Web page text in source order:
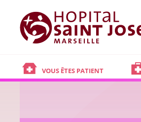
Hôpital Saint
VOUS ÊTES PATIENT